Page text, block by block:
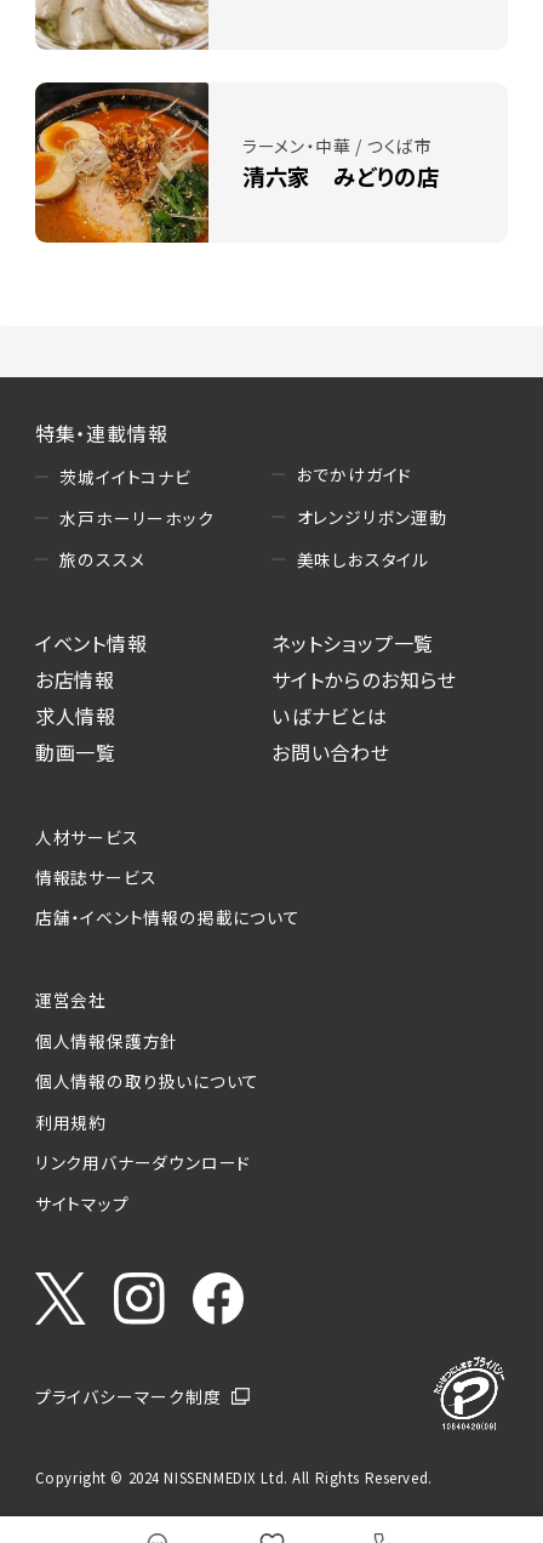
ラーメン・中華 / つくば市
清六家 みどりの店
特集・連載情報
茨城イイトコナビ
水戸ホーリーホック
旅のススメ
おでかけガイド
オレンジリボン運動
美味しおスタイル
イベント情報
お店情報
求人情報
動画一覧
ネットショップ一覧
サイトからのお知らせ
いばナビとは
お問い合わせ
人材サービス
情報誌サービス
店舗・イベント情報の掲載について
運営会社
個人情報保護方針
個人情報の取り扱いについて
利用規約
リンク用バナーダウンロード
サイトマップ
プライバシーマーク制度
Copyright © 2024 NISSENMEDIX Ltd. All Rights Reserved.